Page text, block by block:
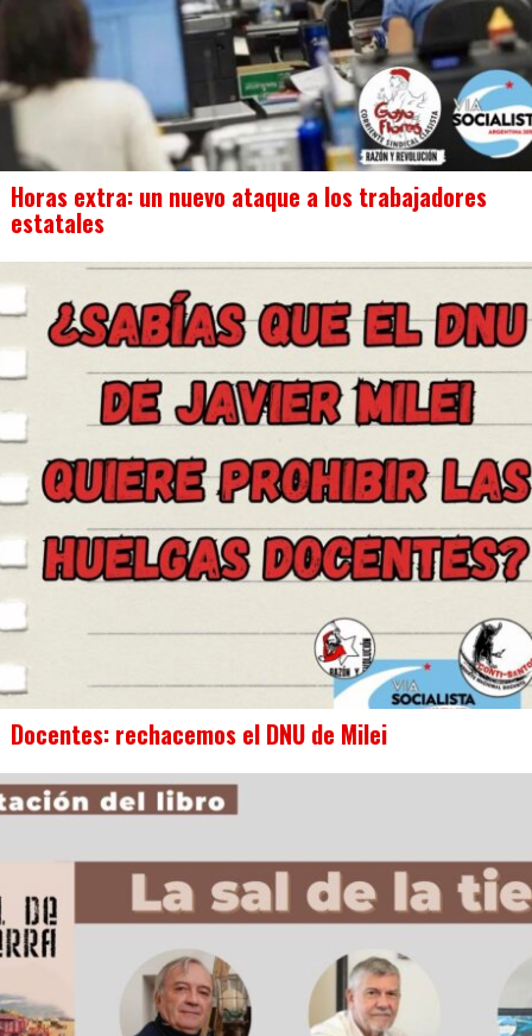
Horas extra: un nuevo ataque a los trabajadores
estatales
Docentes: rechacemos el DNU de Milei